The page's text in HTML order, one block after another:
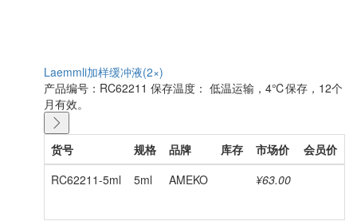
Laemmli加样缓冲液(2×)
产品编号：RC62211 保存温度： 低温运输，4℃保存，12个
月有效。
货号 规格 品牌 库存 市场价 会员价
RC62211-5ml
5ml AMEKO ¥63.00